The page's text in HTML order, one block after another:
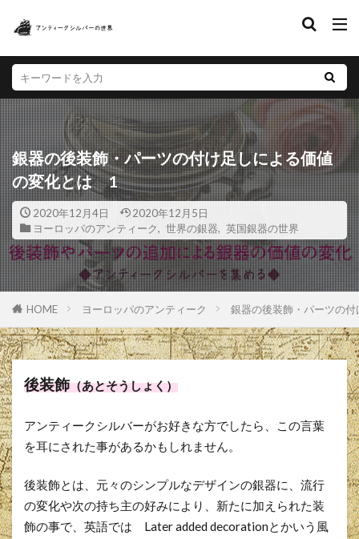
銀器の後装飾・パーツの付け足しによる価値
の変化とは 1
2020年12月4日
2020年12月5日
ヨーロッパのアンティーク
世界の銀器 英国銀器の世界
HOME ヨーロッパのアンティーク 銀器の後装飾・パーツの
後装飾（あとそうしょく）
アンティークシルバーがお好きな方でしたら、この言葉
を耳にされた事があるかもしれません。
後装飾とは、元々のシンプルなデザインの銀器に、流行
の変化や次の持ち主の好みにより、新たに加えられた装
飾の事で、英語では Later added decorationとかいう風
ティーポット